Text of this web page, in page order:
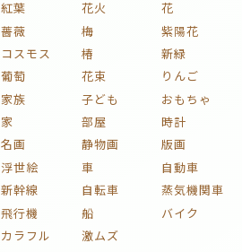
紅葉 花火
花
薔薇 梅
紫陽花
コスモス 椿
新緑
葡萄 花束
りんご
家族 子ども
おもちゃ
家 部屋
時計
名画 静物画
版画
浮世絵 車
自動車
新幹線 自転車
蒸気機関車
飛行機 船
バイク
カラフル 激ムズ